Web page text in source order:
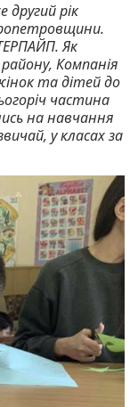
другий рік
Як
Компанія
та дітей до
частина
на навчання
у класах за